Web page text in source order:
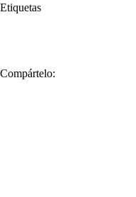
Etiquetas
Compártelo: